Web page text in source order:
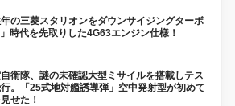
年の三菱スタリオンをダウンサイジングターボ
時代を先取りした4G63エンジン仕様！
衛隊、謎の未確認大型ミサイルを搭載しテス
行。「25式地対艦誘導弾」空中発射型が初めて
せた！